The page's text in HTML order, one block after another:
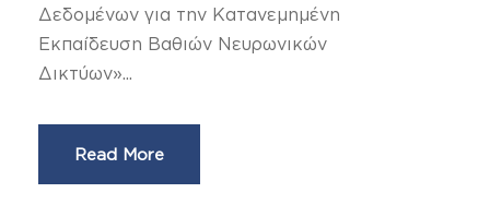
Δεδομένων για την Κατανεμημένη
Εκπαίδευση Βαθιών Νευρωνικών
Δικτύων»...
Read More